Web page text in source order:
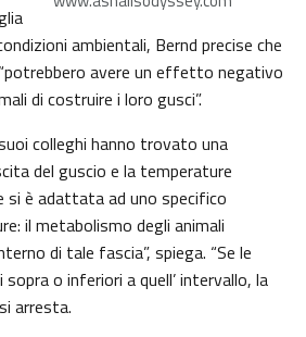
ambientali, Bernd precise che
avere un effetto negativo
di costruire i loro gusci”.
colleghi hanno trovato una
del guscio e la temperature
si è adattata ad uno specifico
il metabolismo degli animali
di tale fascia”, spiega. “Se le
o inferiori a quell’ intervallo, la
arresta.